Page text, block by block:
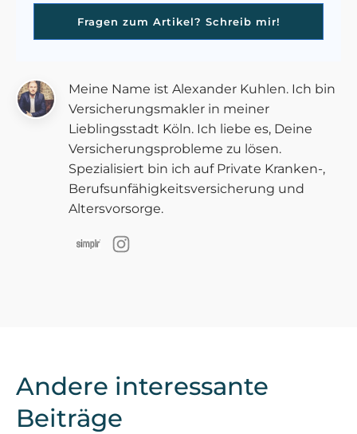
Fragen zum Artikel? Schreib mir!
Meine Name ist Alexander Kuhlen. Ich bin
Versicherungsmakler in meiner
Lieblingsstadt Köln. Ich liebe es, Deine
Versicherungsprobleme zu lösen.
Spezialisiert bin ich auf Private Kranken-,
Berufsunfähigkeitsversicherung und
Altersvorsorge.
Andere interessante
Beiträge